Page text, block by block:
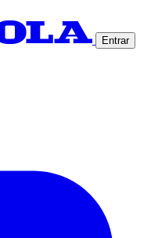
Entrar